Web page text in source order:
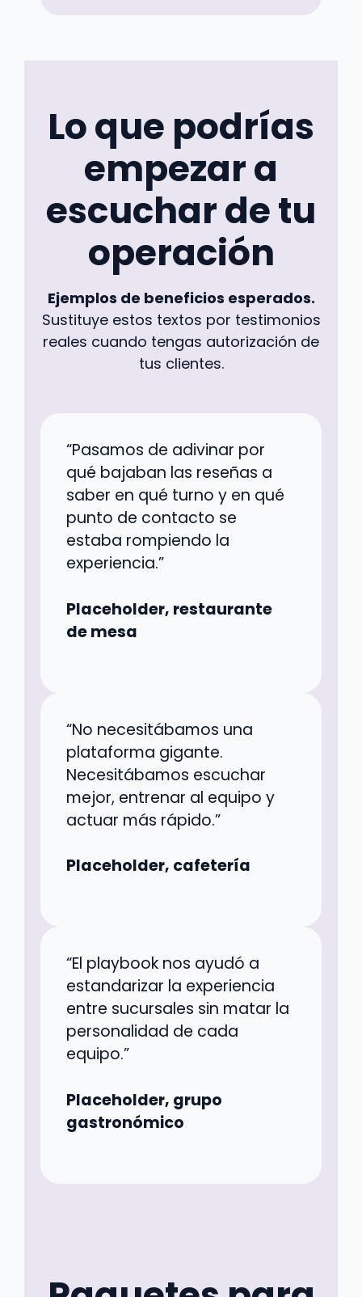
Lo que podrías
empezar a
escuchar de tu
operación
Ejemplos de beneficios esperados.
Sustituye estos textos por testimonios
reales cuando tengas autorización de
tus clientes.
“Pasamos de adivinar por
qué bajaban las reseñas a
saber en qué turno y en qué
punto de contacto se
estaba rompiendo la
experiencia.”
Placeholder, restaurante
de mesa
“No necesitábamos una
plataforma gigante.
Necesitábamos escuchar
mejor, entrenar al equipo y
actuar más rápido.”
Placeholder, cafetería
“El playbook nos ayudó a
estandarizar la experiencia
entre sucursales sin matar la
personalidad de cada
equipo.”
Placeholder, grupo
gastronómico